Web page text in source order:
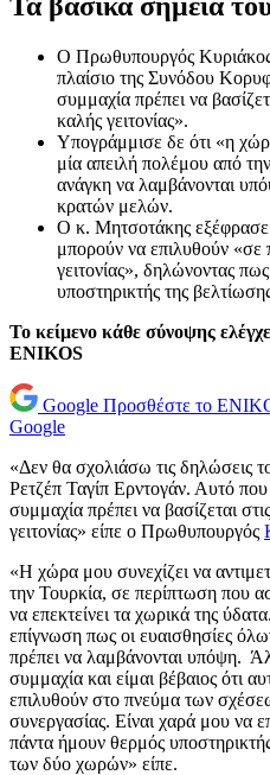
Ο Πρωθυπουργός
πλαίσιο της Συνόδου
συμμαχία πρέπει να
καλής γειτονίας».
Υπογράμμισε δε ότι «η
μία απειλή πολέμου από
ανάγκη να λαμβάνονται
κρατών μελών.
Ο κ. Μητσοτάκης εξέφρασε
μπορούν να επιλυθούν «σε
γειτονίας», δηλώνοντας
υποστηρικτής της
Το κείμενο κάθε σύνοψης
ENIKOS
Google Προσθέστε το
Google
«Δεν θα σχολιάσω τις δηλώσεις
Ρετζέπ Ταγίπ Ερντογάν. Αυτό
συμμαχία πρέπει να βασίζεται
γειτονίας» είπε ο Πρωθυπουργός
«Η χώρα μου συνεχίζει να
την Τουρκία, σε περίπτωση που
να επεκτείνει τα χωρικά της
επίγνωση πως οι ευαισθησίες
πρέπει να λαμβάνονται υπόψη.
συμμαχία και είμαι βέβαιος ότι
επιλυθούν στο πνεύμα των
συνεργασίας. Είναι χαρά μου να
πάντα ήμουν θερμός
των δύο χωρών» είπε.